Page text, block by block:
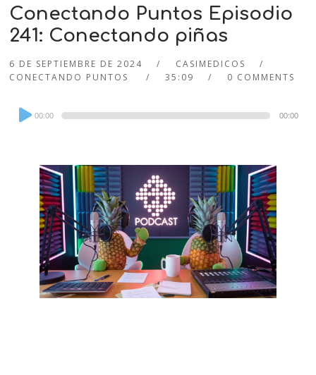
Conectando Puntos Episodio
241: Conectando piñas
6 DE SEPTIEMBRE DE 2024
CASIMEDICOS
CONECTANDO PUNTOS
35:09 0 COMMENTS
Audio
Player
00:00 00:00